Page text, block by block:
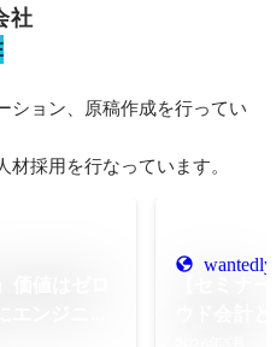
社
ション、原稿作成を行ってい